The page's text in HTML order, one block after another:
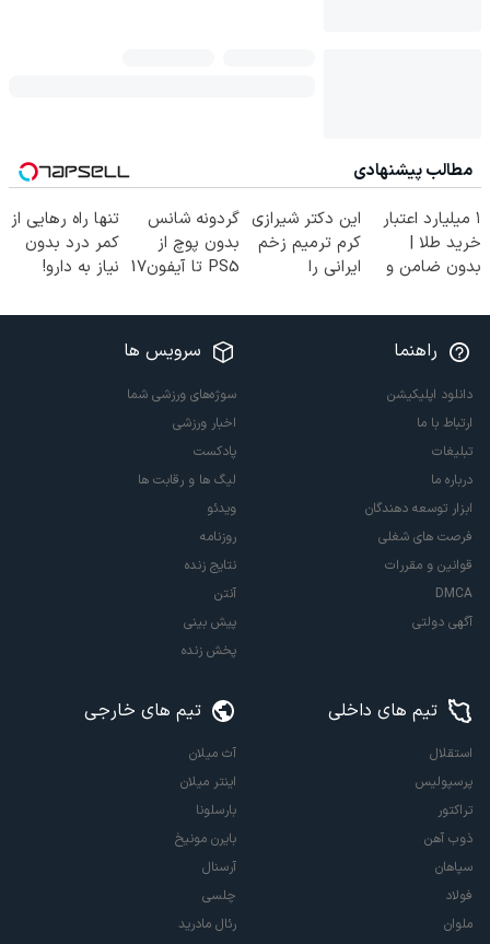
مطالب پیشنهادی
۱ میلیارد اعتبار
خرید طلا |
بدون ضامن و
این دکتر شیرازی
کرم ترمیم زخم
ایرانی را
گردونه شانس
بدون پوچ از
PS5 تا آیفون17
تنها راه رهایی از
کمر درد بدون
نیاز به دارو!
راهنما
دانلود اپلیکیشن
ارتباط با ما
تبلیغات
درباره ما
ابزار توسعه دهندگان
فرصت های شغلی
قوانین و مقررات
DMCA
آگهی دولتی
سرویس ها
سوژه‌های ورزشی شما
اخبار ورزشی
پادکست
لیگ ها و رقابت ها
ویدئو
روزنامه
نتایج زنده
آنتن
پیش بینی
پخش زنده
تیم های داخلی
استقلال
پرسپولیس
تراکتور
ذوب آهن
سپاهان
فولاد
ملوان
تیم های خارجی
آث میلان
اینتر میلان
بارسلونا
بایرن مونیخ
آرسنال
چلسی
رئال مادرید